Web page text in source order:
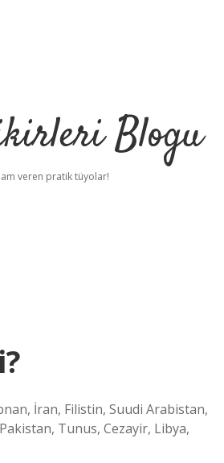
Blogu
veren pratik tüyolar!
İran, Filistin, Suudi Arabistan,
Tunus, Cezayir, Libya,